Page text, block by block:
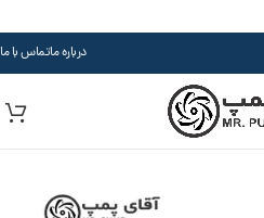
درباره ماتماس با ما